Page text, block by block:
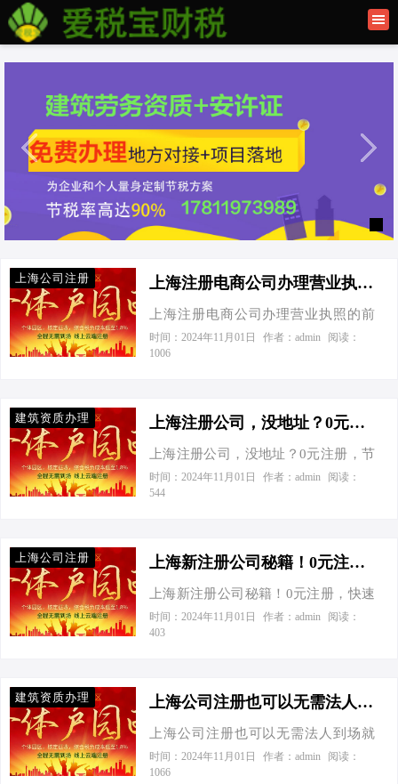
首页
联系我们
建筑资质办理
上海公司注册
上海公司注册 上海注册电商公司办理营业执照的前期资料和流程-上海注册电商公司办理营业执照的前期资料和流程
上海注册电商公司办理营业执照的前
期资料和流程 今天接到一个老板电
话，他居然在询问如何在上海注册电
道，上海作为国际大都市，对于电商
程的。那么，具体需要哪些前期资
料？流程又是怎样的呢？别急，听我
样的大牌词汇，否则可能会被认为是
侵权哦。 注册资金：现在注册资金是
认缴制，不需要实缴，但也别写得太
离谱，比如写个几千万上亿的，到时
一定要…
时间：2024年11月01日 作者：admin
阅读：
1006
建筑资质办理 上海注册公司，没地址？0元注册，节税妙招看这里！-在上海注册公司，没有实际地址也可以这样解决
上海注册公司，没地址？0元注册，节
税妙招看这里！ 今天接到一个老板电
话，张总语气急促：“我想在上海开公
了！” 你知道吗？在上海，没有实际办
节税优化的福利。接下来，就让我用
风趣幽默的方式，为你揭秘这一神奇
每分钟就有X家企业诞生。这背后，离
不开上海政府的大力支持和各类优惠
政策。其中，“无地址注册”政策更是为
创业者解决了大难题。 二、案例对
时间：2024年11月01日 作者：admin
阅读：
544
上海公司注册 上海新注册公司秘籍！0元注册，快速成老板，节税小妙招一网打尽！-在上海新注册公司需要多久？需要哪些资料
上海新注册公司秘籍！0元注册，快速
成老板，节税小妙招一网打尽！ 今天
接到一个老板电话，张总声音里带着
“是的，张总，您没听错，这可比找对
速成老板！ 在上海，想要从“张总”变
身“张老板”，只需短短7个工作日，红
时间：2024年11月01日 作者：admin
阅读：
403
建筑资质办理 上海公司注册也可以无需法人到场就可以办理！-上海公司注册也可以无需法人到场就可以办理！
上海公司注册也可以无需法人到场就
可以办理！ 今天接到一个老板电话，
张总语气里带着急迫：“我想在上海开
时间：2024年11月01日 作者：admin
阅读：
1066